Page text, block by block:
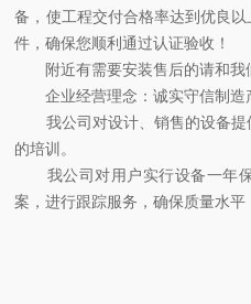
备，使工程交付合格率达到优良
件，确保您顺利通过认证验收！
附近有需要安装售后的请和我
企业经营理念：诚实守信制造
我公司对设计、销售的设备提
的培训。
我公司对用户实行设备一年保
案，进行跟踪服务，确保质量水平